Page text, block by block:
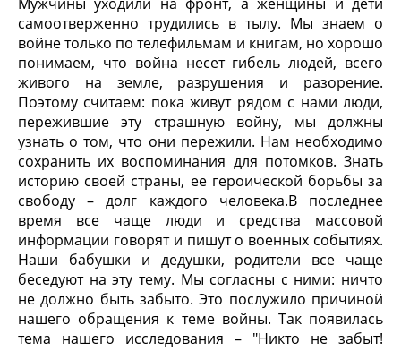
самоотверженно трудились в тылу. Мы знаем о
войне только по телефильмам и книгам, но хорошо
понимаем, что война несет гибель людей, всего
живого на земле, разрушения и разорение.
Поэтому считаем: пока живут рядом с нами люди,
пережившие эту страшную войну, мы должны
узнать о том, что они пережили. Нам необходимо
сохранить их воспоминания для потомков. Знать
историю своей страны, ее героической борьбы за
свободу – долг каждого человека.В последнее
время все чаще люди и средства массовой
информации говорят и пишут о военных событиях.
Наши бабушки и дедушки, родители все чаще
беседуют на эту тему. Мы согласны с ними: ничто
не должно быть забыто. Это послужило причиной
нашего обращения к теме войны. Так появилась
тема нашего исследования – "Никто не забыт!